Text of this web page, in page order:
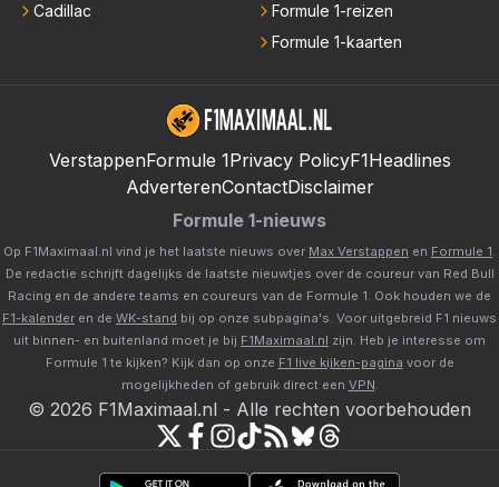
Cadillac
Formule 1-reizen
Formule 1-kaarten
VerstappenFormule 1Privacy PolicyF1Headlines
AdverterenContactDisclaimer
Formule 1-nieuws
Op F1Maximaal.nl vind je het laatste nieuws over Max Verstappen en Formule 1.
De redactie schrijft dagelijks de laatste nieuwtjes over de coureur van Red Bull
Racing en de andere teams en coureurs van de Formule 1. Ook houden we de
F1-kalender en de WK-stand bij op onze subpagina's. Voor uitgebreid F1 nieuws
uit binnen- en buitenland moet je bij F1Maximaal.nl zijn. Heb je interesse om
Formule 1 te kijken? Kijk dan op onze F1 live kijken-pagina voor de
mogelijkheden of gebruik direct een VPN.
© 2026 F1Maximaal.nl - Alle rechten voorbehouden